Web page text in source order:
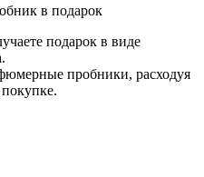
в подарок
подарок в виде
пробники, расходуя